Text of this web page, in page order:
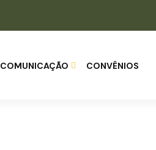
COMUNICAÇÃO CONVÊNIOS